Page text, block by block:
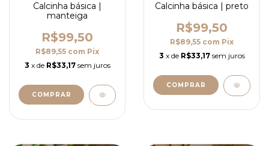
Calcinha básica |
manteiga
R$99,50
R$89,55 com Pix
3 x de R$33,17 sem juros
COMPRAR
Calcinha básica | preto
R$99,50
R$89,55 com Pix
3 x de R$33,17 sem juros
COMPRAR